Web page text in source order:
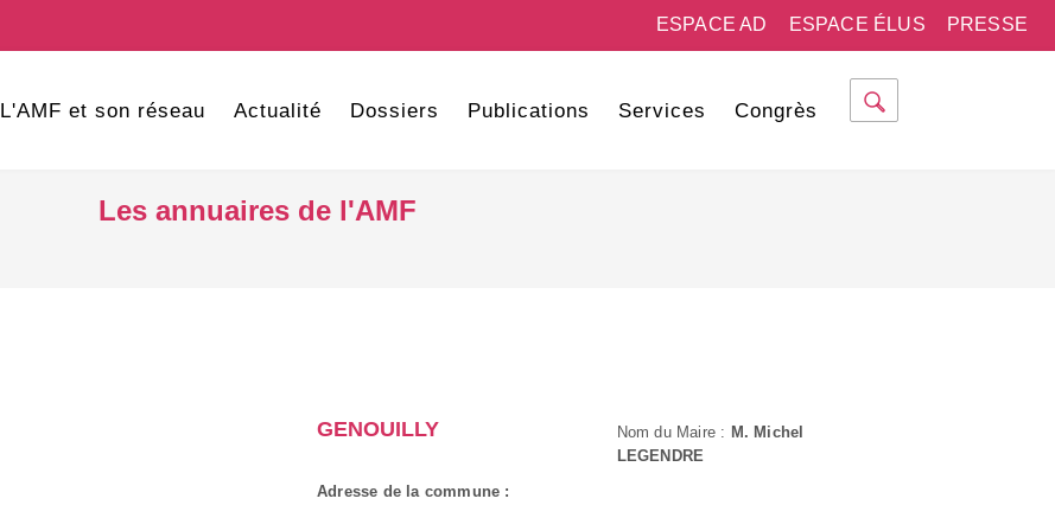
PRESSE
ESPACE ÉLUS
ESPACE AD
L'AMF et son réseau Actualité Dossiers Publications Services Congrès
Les annuaires de l'AMF
GENOUILLY
Adresse de la commune :
Nom du Maire : M. Michel
LEGENDRE